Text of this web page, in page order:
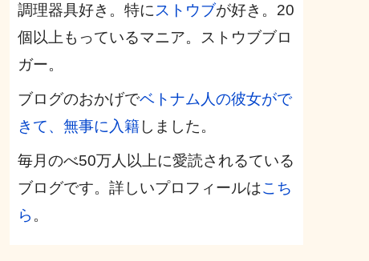
調理器具好き。特に ストウブが好き。20
個以上もっているマニア。ストウブブロ
ガー。
ブログのおかげでベトナム人の彼女がで
きて、無事に入籍 しました。
毎月のべ50万人以上に愛読されるている
ブログです。詳しいプロフィールはこち
ら 。